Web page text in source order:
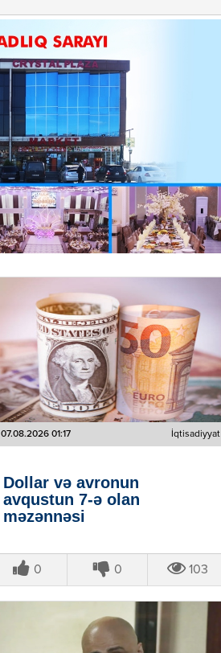
07.08.2026 01:17 İqtisadiyyat
Dollar və avronun
avqustun 7-ə olan
məzənnəsi
0 0 103